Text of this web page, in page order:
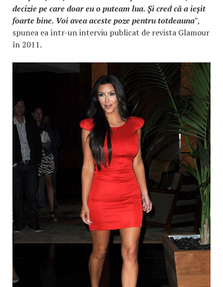
decizie pe care doar eu o puteam lua. Și cred că a ieșit
foarte bine. Voi avea aceste poze pentru totdeauna",
spunea ea într-un interviu publicat de revista Glamour
în 2011.